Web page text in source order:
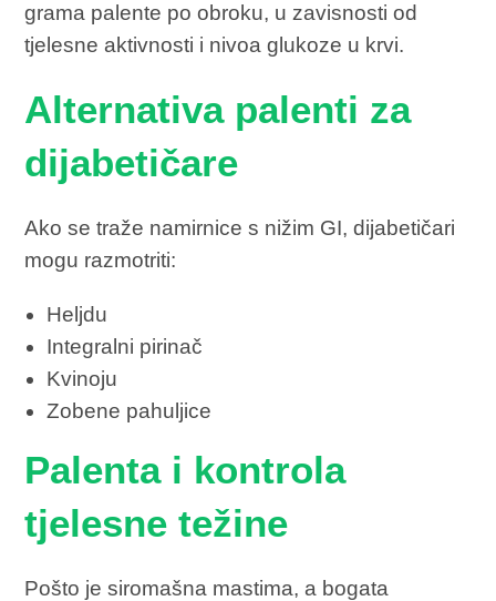
grama palente po obroku, u zavisnosti od
tjelesne aktivnosti i nivoa glukoze u krvi.
Alternativa palenti za
dijabetičare
Ako se traže namirnice s nižim GI, dijabetičari
mogu razmotriti:
Heljdu
Integralni pirinač
Kvinoju
Zobene pahuljice
Palenta i kontrola
tjelesne težine
Pošto je siromašna mastima, a bogata